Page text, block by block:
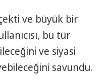
ve büyük bir
bu tür
ve siyasi
savundu.